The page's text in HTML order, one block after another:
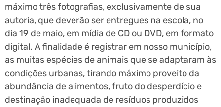
máximo três fotografias, exclusivamente de sua
autoria, que deverão ser entregues na escola, no
dia 19 de maio, em mídia de CD ou DVD, em formato
digital. A finalidade é registrar em nosso município,
as muitas espécies de animais que se adaptaram às
condições urbanas, tirando máximo proveito da
abundância de alimentos, fruto do desperdício e
destinação inadequada de resíduos produzidos